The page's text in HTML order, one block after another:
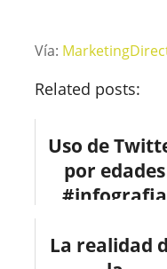
Vía:
Related posts:
Uso de
por edades
#infografia
La realidad